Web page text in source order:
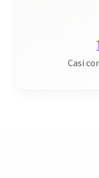
Casi